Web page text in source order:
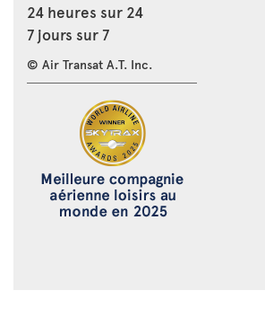
24 heures sur 24
7 jours sur 7
© Air Transat A.T. Inc.